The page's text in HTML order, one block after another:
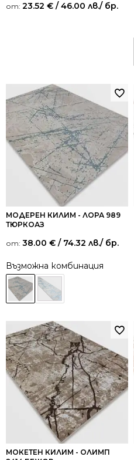
от: 23.52 € / 46.00 лв./ бр.
МОДЕРЕН КИЛИМ - ЛОРА 989
ТЮРКОАЗ
от: 38.00 € / 74.32 лв./ бр.
Възможна комбинация
МОКЕТЕН КИЛИМ - ОЛИМП